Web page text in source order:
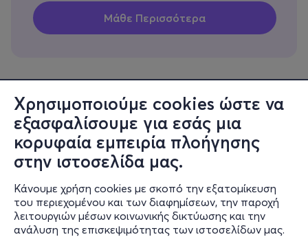
Χρησιμοποιούμε cookies ώστε να
εξασφαλίσουμε για εσάς μια
κορυφαία εμπειρία πλοήγησης
στην ιστοσελίδα μας.
Κάνουμε χρήση cookies με σκοπό την εξατομίκευση
του περιεχομένου και των διαφημίσεων, την παροχή
λειτουργιών μέσων κοινωνικής δικτύωσης και την
ανάλυση της επισκεψιμότητας των ιστοσελίδων μας.
Πληροφορίες
Υποστήριξη
Stay Connected